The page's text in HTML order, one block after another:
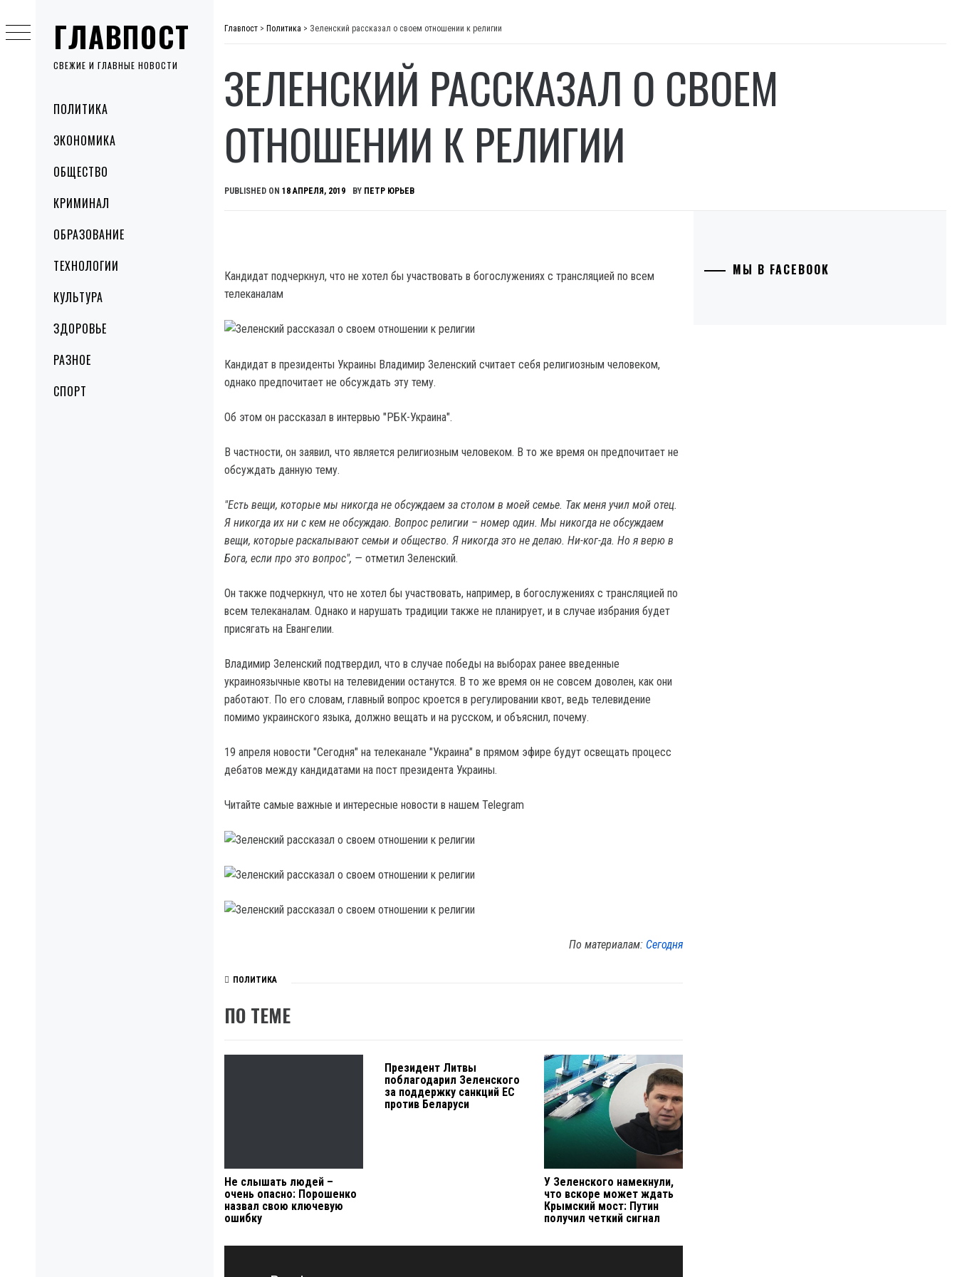
ГЛАВПОСТ
СВЕЖИЕ И ГЛАВНЫЕ НОВОСТИ
MenuПОЛИТИКА
ЭКОНОМИКА
ОБЩЕСТВО
КРИМИНАЛ
ОБРАЗОВАНИЕ
ТЕХНОЛОГИИ
КУЛЬТУРА
ЗДОРОВЬЕ
РАЗНОЕ
СПОРТ
to
content
Главпост > Политика > Зеленский рассказал о своем отношении к религии
ЗЕЛЕНСКИЙ РАССКАЗАЛ О СВОЕМ
ОТНОШЕНИИ К РЕЛИГИИ
PUBLISHED ON 18 АПРЕЛЯ, 2019 BY ПЕТР ЮРЬЕВ
Кандидат подчеркнул, что не хотел бы участвовать в богослужениях с трансляцией по всем
телеканалам
Кандидат в президенты Украины Владимир Зеленский считает себя религиозным человеком,
однако предпочитает не обсуждать эту тему.
Об этом он рассказал в интервью "РБК-Украина".
В частности, он заявил, что является религиозным человеком. В то же время он предпочитает не
обсуждать данную тему.
"Есть вещи, которые мы никогда не обсуждаем за столом в моей семье. Так меня учил мой отец.
Я никогда их ни с кем не обсуждаю. Вопрос религии – номер один. Мы никогда не обсуждаем
вещи, которые раскалывают семьи и общество. Я никогда это не делаю. Ни-ког-да. Но я верю в
Бога, если про это вопрос", — отметил Зеленский.
Он также подчеркнул, что не хотел бы участвовать, например, в богослужениях с трансляцией по
всем телеканалам. Однако и нарушать традиции также не планирует, и в случае избрания будет
присягать на Евангелии.
Владимир Зеленский подтвердил, что в случае победы на выборах ранее введенные
украиноязычные квоты на телевидении останутся. В то же время он не совсем доволен, как они
работают. По его словам, главный вопрос кроется в регулировании квот, ведь телевидение
помимо украинского языка, должно вещать и на русском, и объяснил, почему.
19 апреля новости "Сегодня" на телеканале "Украина" в прямом эфире будут освещать процесс
дебатов между кандидатами на пост президента Украины.
Читайте самые важные и интересные новости в нашем Telegram
По материалам: Сегодня
ПОЛИТИКА
ПО ТЕМЕ
Не слышать людей –
очень опасно: Порошенко
назвал свою ключевую
ошибку
Президент Литвы
поблагодарил Зеленского
за поддержку санкций ЕС
против Беларуси
У Зеленского намекнули,
что вскоре может ждать
Крымский мост: Путин
получил четкий сигнал
Навигация
МЫ В FACEBOOK